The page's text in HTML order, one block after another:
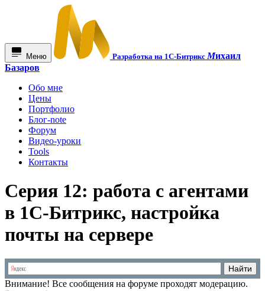
Меню Разработка на 1С-БитриксМихаил
Базаров
Обо мне
Цены
Портфолио
Блог-note
Форум
Видео-уроки
Tools
Контакты
Серия 12: работа с агентами
в 1С-Битрикс, настройка
почты на сервере
Внимание! Все сообщения на форуме проходят модерацию.